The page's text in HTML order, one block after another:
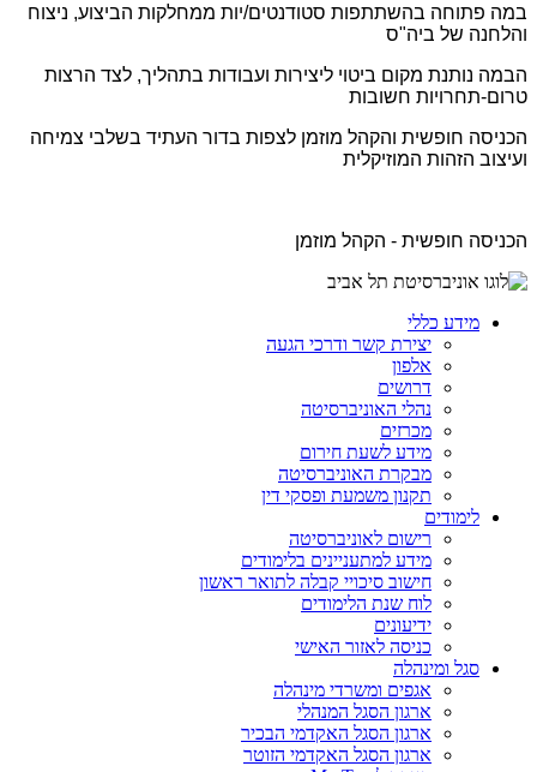
במה פתוחה בהשתתפות סטודנטים/יות ממחלקות הביצוע, ניצוח
והלחנה של ביה"ס
הבמה נותנת מקום ביטוי ליצירות ועבודות בתהליך, לצד הרצות
טרום-תחרויות חשובות
הכניסה חופשית והקהל מוזמן לצפות בדור העתיד בשלבי צמיחה
ועיצוב הזהות המוזיקלית
הכניסה חופשית - הקהל מוזמן
מידע כללי
יצירת קשר ודרכי הגעה
אלפון
דרושים
נהלי האוניברסיטה
מכרזים
מידע לשעת חירום
מבקרת האוניברסיטה
תקנון משמעת ופסקי דין
לימודים
רישום לאוניברסיטה
מידע למתעניינים בלימודים
חישוב סיכויי קבלה לתואר ראשון
לוח שנת הלימודים
ידיעונים
כניסה לאזור האישי
סגל ומינהלה
אגפים ומשרדי מינהלה
ארגון הסגל המנהלי
ארגון הסגל האקדמי הבכיר
ארגון הסגל האקדמי הזוטר